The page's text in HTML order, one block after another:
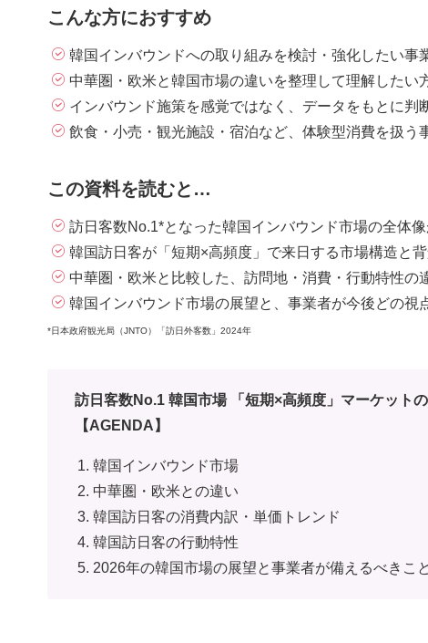
こんな方におすすめ
韓国インバウンドへの取り組みを検討・強化したい事
中華圏・欧米と韓国市場の違いを整理して理解したい
インバウンド施策を感覚ではなく、データをもとに判
飲食・小売・観光施設・宿泊など、体験型消費を扱う
この資料を読むと…
訪日客数No.1*となった韓国インバウンド市場の全体
韓国訪日客が「短期×高頻度」で来日する市場構造と
中華圏・欧米と比較した、訪問地・消費・行動特性の
韓国インバウンド市場の展望と、事業者が今後どの視
*日本政府観光局（JNTO）「訪日外客数」2024年
訪日客数No.1 韓国市場 「短期×高頻度」マーケット
【AGENDA】
韓国インバウンド市場
中華圏・欧米との違い
韓国訪日客の消費内訳・単価トレンド
韓国訪日客の行動特性
2026年の韓国市場の展望と事業者が備えるべきこと